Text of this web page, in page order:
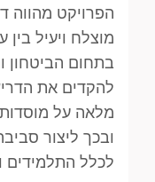
הפרויקט מהווה
מוצלח ויעיל בין
בתחום הביטחון
להקדים את
מלאה על מוסדות
ובכך ליצור
לכלל התלמידים